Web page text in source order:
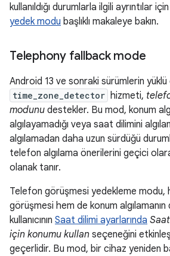
kullanıldığı durumlarla ilgili ayrıntılar için
yedek modu başlıklı makaleye bakın.
Telephony fallback mode
Android 13 ve sonraki sürümlerin
time_zone_detector hizmeti,
modunu destekler. Bu mod, konum
algılayamadığı veya saat dilimini
algılamadan daha uzun sürdüğü
telefon algılama önerilerini geçici
olanak tanır.
Telefon görüşmesi yedekleme modu,
görüşmesi hem de konum
kullanıcının Saat dilimi ayarlarında
için konumu kullan seçeneğini
geçerlidir. Bu mod, bir cihaz yeniden